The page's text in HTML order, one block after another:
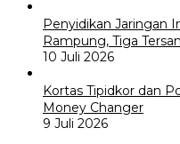
Penyidikan Jaringan
Rampung, Tiga
10 Juli 2026
Kortas Tipidkor dan
Money Changer
9 Juli 2026